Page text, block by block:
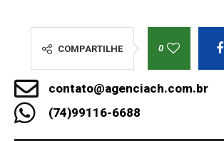
COMPARTILHE 0
contato@agenciach.com.br
(74)99116-6688